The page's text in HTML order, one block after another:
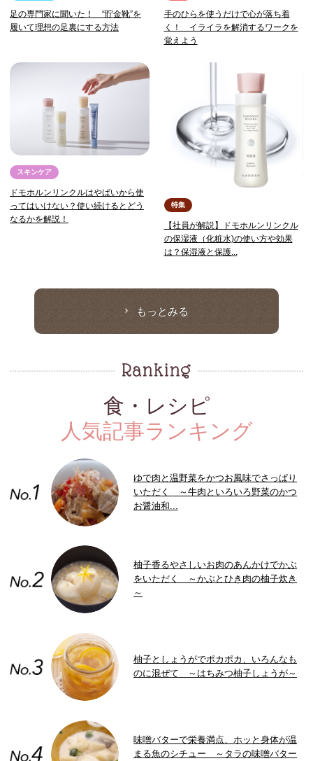
足の専門家に聞いた！ “貯金靴”を
履いて理想の足裏にする方法
手のひらを使うだけで心が落ち着
く！ イライラを解消するワークを
覚えよう
スキンケア
ドモホルンリンクルはやばいから使
ってはいけない？使い続けるとどう
なるかを解説！
特集
【社員が解説】ドモホルンリンクル
の保湿液（化粧水)の使い方や効果
は？保湿液と保護...
もっとみる
食・レシピ
人気記事ランキング
ゆで肉と温野菜をかつお風味でさっぱり
いただく ～牛肉といろいろ野菜のかつ
お醤油和...
柚子香るやさしいお肉のあんかけでかぶ
をいただく ～かぶとひき肉の柚子炊き
～
柚子としょうがでポカポカ、いろんなも
のに混ぜて ～はちみつ柚子しょうが～
味噌バターで栄養満点、ホッと身体が温
まる魚のシチュー ～タラの味噌バター